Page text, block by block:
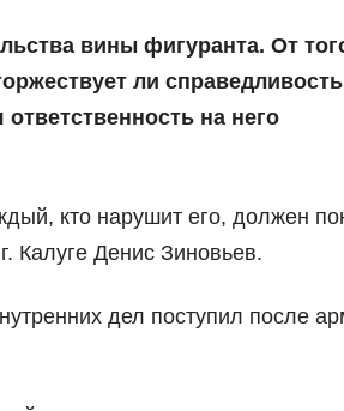
вины фигуранта. От
ли
на него
кто нарушит его, должен
Калуге Денис Зиновьев.
дел поступил после